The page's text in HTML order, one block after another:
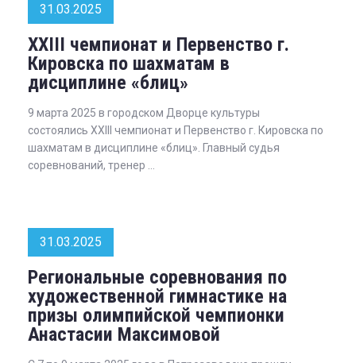
31.03.2025
XXIII чемпионат и Первенство г.
Кировска по шахматам в
дисциплине «блиц»
9 марта 2025 в городском Дворце культуры
состоялись XXIII чемпионат и Первенство г. Кировска по
шахматам в дисциплине «блиц». Главный судья
соревнований, тренер ...
31.03.2025
Региональные соревнования по
художественной гимнастике на
призы олимпийской чемпионки
Анастасии Максимовой